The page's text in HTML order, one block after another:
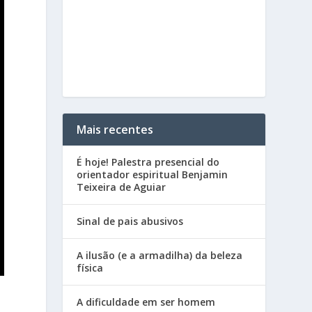
Mais recentes
É hoje! Palestra presencial do
orientador espiritual Benjamin
Teixeira de Aguiar
Sinal de pais abusivos
A ilusão (e a armadilha) da beleza
física
A dificuldade em ser homem